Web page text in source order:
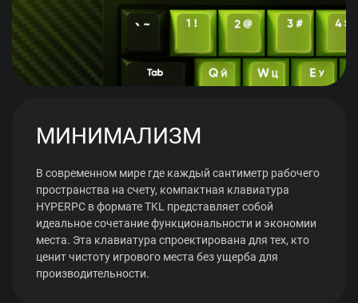
МИНИМАЛИЗМ
В современном мире где каждый сантиметр рабочего
пространства на счету, компактная клавиатура
HYPERPC в формате TKL представляет собой
идеальное сочетание функциональности и экономии
места. Эта клавиатура спроектирована для тех, кто
ценит чистоту игрового места без ущерба для
производительности.